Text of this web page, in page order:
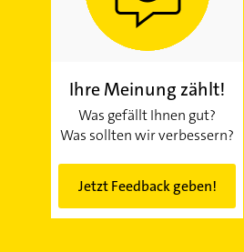
Ihre Meinung zählt!
Was gefällt Ihnen gut?
Was sollten wir verbessern?
Jetzt Feedback geben!